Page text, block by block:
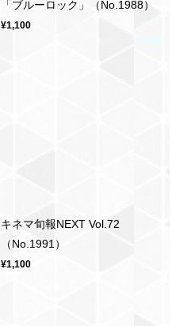
「ブルーロック」（No.1988）
¥1,100
キネマ旬報NEXT Vol.72
（No.1991）
¥1,100